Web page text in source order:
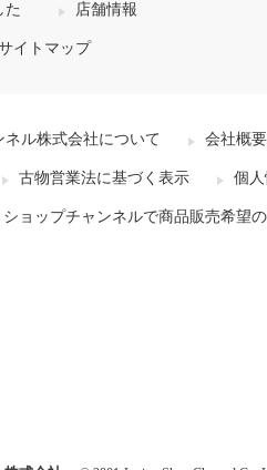
た 店舗情報
イトマップ
ル株式会社について 会社概
古物営業法に基づく表示 個
ショップチャンネルで商品販売希望